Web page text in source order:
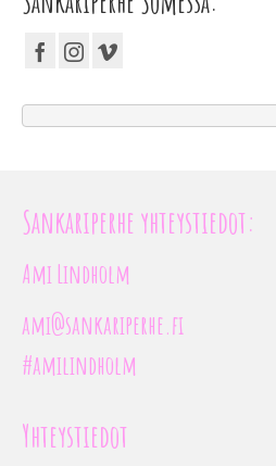
Sankariperhe yhteystiedot:
Ami Lindholm
ami@sankariperhe.fi
#amilindholm
Yhteystiedot